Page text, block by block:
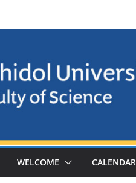
WELCOME CALENDAR